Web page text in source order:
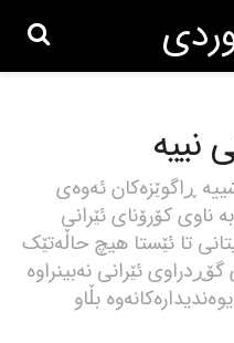
نییە
ڕاگوێزەکان ئەوەی
ناوی کۆرۆنای ئێرانی
تا ئێستا هیچ حاڵەتێک
ئێرانی نەبینراوە
بڵاو